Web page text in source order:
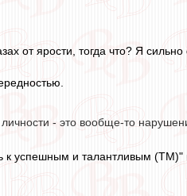
от ярости, тогда что? Я
- это вообще-то
успешным и талантливым (ТМ)"